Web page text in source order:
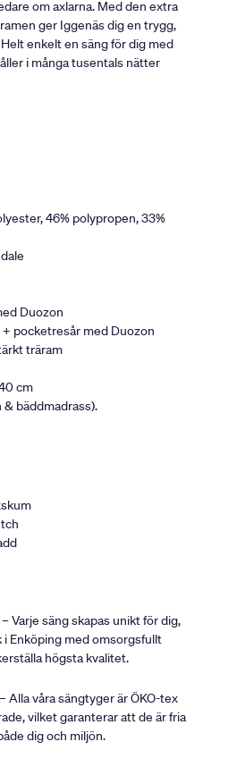
om axlarna. Med den extra
ger Iggenäs dig en trygg,
enkelt en säng för dig med
i många tusentals nätter
46% polypropen, 33%
Duozon
pocketresår med Duozon
träram
cm
& bäddmadrass).
– Varje säng skapas unikt för dig,
i Enköping med omsorgsfullt
högsta kvalitet.
– Alla våra sängtyger är ÖKO-tex
vilket garanterar att de är fria
dig och miljön.